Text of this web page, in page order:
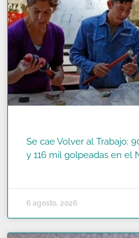
Se cae Volver al Trabajo:
y 116 mil golpeadas en el
6 agosto, 2026